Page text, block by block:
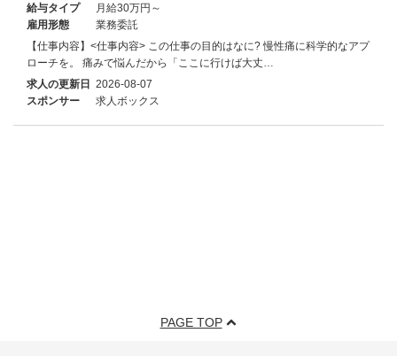
給与タイプ
月給30万円～
雇用形態
業務委託
【仕事内容】<仕事内容> この仕事の目的はなに? 慢性痛に科学的なアプ
ローチを。 痛みで悩んだから「ここに行けば大丈…
求人の更新日 2026-08-07
スポンサー
求人ボックス
PAGE TOP